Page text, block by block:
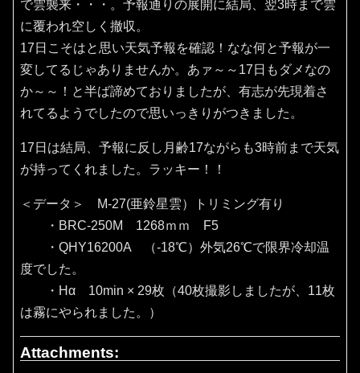
で雲襲来・・・。予報通りの展開に結局、翌3時まで雲
に覆われ空しく撤収。
17日こそはと思い天気予報を確認！なな何と予報が一
変してるじゃありませんか。あァ～～17日もダメなの
か～～！と半ば諦めておりましたが、有志が先現着さ
れてるようでしたので思いっきりがつきました。
17日は結局、予報に反し月齢17ながらも3時前まで天気
が持ってくれました。ラッキー！！
＜データ＞ M-27(亜鈴星雲）トリミング有り
・BRC-250M 1268ｍｍ F5
・QHY16200A （‐18℃）外気26℃で限界冷却温
度でした。
・Hα 10min × 29枚（40枚撮影しましたが、11枚
は霧にやられました。）
Attachments: